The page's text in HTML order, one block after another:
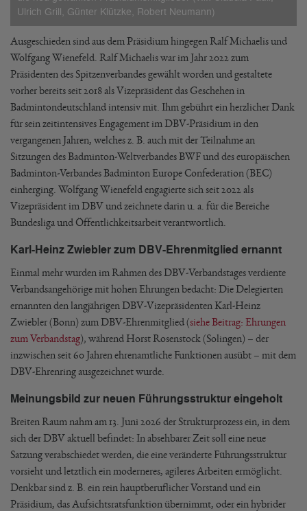
Ulrich Grill, Günter Klützke, Robert Neumann)
Ausgeschieden sind aus dem Präsidium hingegen Ralf Michaelis und
Wolfgang Wienefeld. Ralf Michaelis war im Jahr 2022 zum
Präsidenten des Spitzenverbandes gewählt worden und gestaltete
vorher bereits seit 2018 als Vizepräsident das Geschehen in
Badmintondeutschland intensiv mit. Ihm gebührt ein herzlicher Dank
für sein zeitintensives Engagement im DBV-Präsidium in den
vergangenen Jahren, welches z. B. auch mit der Teilnahme an
Sitzungen des Badminton-Weltverbandes BWF und des europäischen
Badminton-Verbandes Badminton Europe Confederation (BEC)
einherging. Wolfgang Wienefeld engagierte sich seit 2022 als
Vizepräsident im DBV und zeichnete darin u. a. für die Bereiche
Bundesliga und Öffentlichkeitsarbeit verantwortlich.
Karl-Heinz Zwiebler zum DBV-Ehrenmitglied ernannt
Einmal mehr wurden im Rahmen des DBV-Verbandstages verdiente
Verbandsangehörige mit hohen Ehrungen bedacht: Die Delegierten
ernannten den langjährigen DBV-Vizepräsidenten Karl-Heinz
Zwiebler (Bonn) zum DBV-Ehrenmitglied (siehe Beitrag: Ehrungen
zum Verbandstag), während Horst Rosenstock (Solingen) – der
inzwischen seit 60 Jahren ehrenamtliche Funktionen ausübt – mit dem
DBV-Ehrenring ausgezeichnet wurde.
Meinungsbild zur neuen Führungsstruktur eingeholt
Breiten Raum nahm am 13. Juni 2026 der Strukturprozess ein, in dem
sich der DBV aktuell befindet: In absehbarer Zeit soll eine neue
Satzung verabschiedet werden, die eine veränderte Führungsstruktur
vorsieht und letztlich ein moderneres, agileres Arbeiten ermöglicht.
Denkbar sind z. B. ein rein hauptberuflicher Vorstand und ein
Präsidium, das Aufsichtsratsfunktion übernimmt, oder ein hybrider